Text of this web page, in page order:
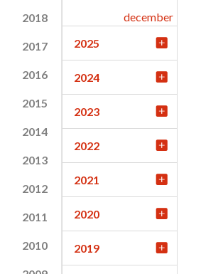
2018
2017
2016
2015
2014
2013
2012
2011
2010
december
2025
2024
2023
2022
2021
2020
2019